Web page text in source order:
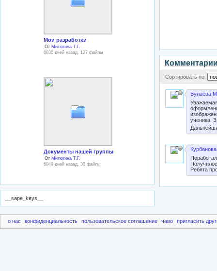
Мои разработки
От Митюгина Т.Г.
6030 дней назад, 127 файлы
Документы нашей группы
От Митюгина Т.Г.
6049 дней назад, 30 файлы
__sape_keys__
Сортировать по:
Булаева
ученика.
Ребята
о нас конфиденциальность пользовательское соглашение чаво пригласить